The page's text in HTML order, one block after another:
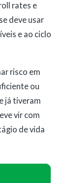
rates e
deve usar
e ao ciclo
risco em
ou
já tiveram
vir com
de vida